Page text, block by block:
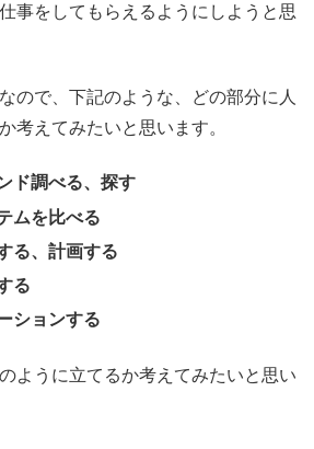
事をしてもらえるようにしようと思
ので、下記のような、どの部分に人
考えてみたいと思います。
ド調べる、探す
ムを比べる
る、計画する
る
ションする
ように立てるか考えてみたいと思い